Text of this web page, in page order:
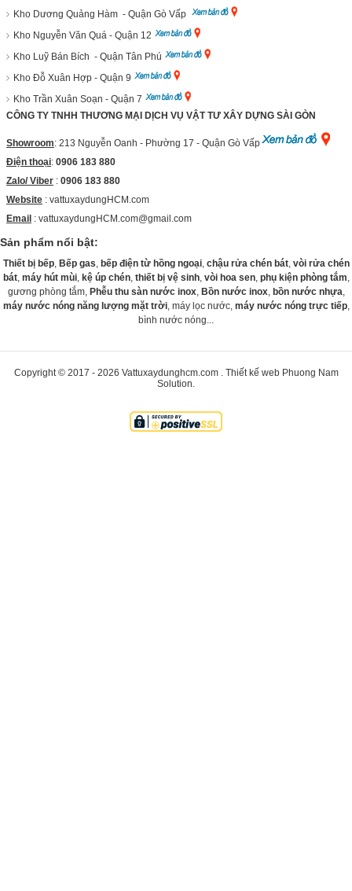
Kho Dương Quảng Hàm - Quận Gò Vấp
Kho Nguyễn Văn Quá - Quận 12
Kho Luỹ Bán Bích - Quận Tân Phú
Kho Đỗ Xuân Hợp - Quận 9
Kho Trần Xuân Soạn - Quận 7
CÔNG TY TNHH THƯƠNG MẠI DỊCH VỤ VẬT TƯ XÂY DỰNG SÀI GÒN
Showroom: 213 Nguyễn Oanh - Phường 17 - Quận Gò Vấp
Điện thoại: 0906 183 880
Zalo/ Viber : 0906 183 880
Website : vattuxaydungHCM.com
Email : vattuxaydungHCM.com@gmail.com
Sản phẩm nổi bật:
Thiết bị bếp, Bếp gas, bếp điện từ hồng ngoại, chậu rửa chén bát, vòi rửa chén
bát, máy hút mùi, kệ úp chén, thiết bị vệ sinh, vòi hoa sen, phụ kiện phòng tắm,
gương phòng tắm, Phễu thu sàn nước inox, Bồn nước inox, bồn nước nhựa,
máy nước nóng năng lượng mặt trời, máy lọc nước, máy nước nóng trực tiếp,
bình nước nóng...
Copyright © 2017 - 2026 Vattuxaydunghcm.com. Thiết kế web Phuong Nam
Solution.